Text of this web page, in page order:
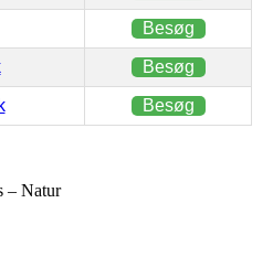
Besøg
Besøg
Besøg
– Natur